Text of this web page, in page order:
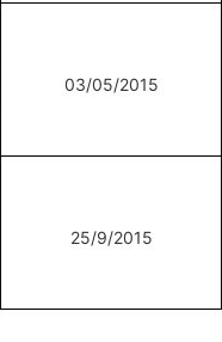
03/05/2015
25/9/2015